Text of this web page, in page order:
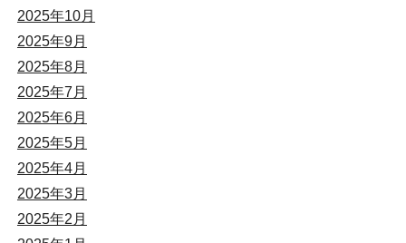
2025年10月
2025年9月
2025年8月
2025年7月
2025年6月
2025年5月
2025年4月
2025年3月
2025年2月